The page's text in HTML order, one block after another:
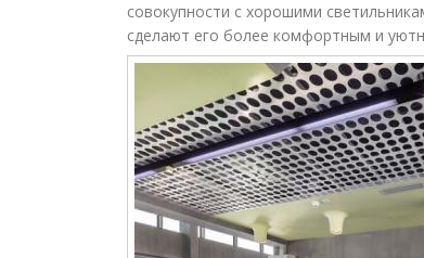
совокупности с хорошими
сделают его более комфортным и